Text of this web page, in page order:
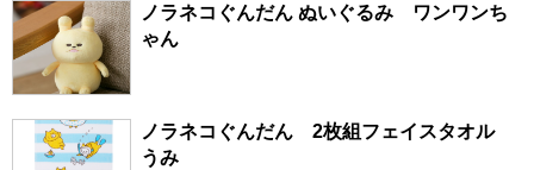
ノラネコぐんだん ぬいぐるみ ワンワンち
ゃん
ノラネコぐんだん 2枚組フェイスタオル
うみ